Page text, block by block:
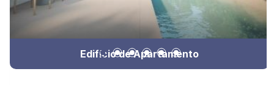
Edifício de Apartamento